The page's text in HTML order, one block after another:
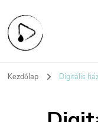
Kezdőlap Digitális